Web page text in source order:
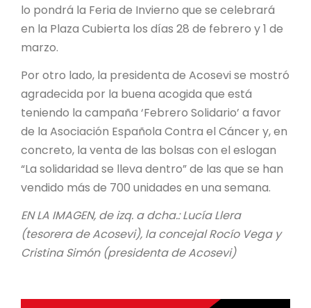
lo pondrá la Feria de Invierno que se celebrará
en la Plaza Cubierta los días 28 de febrero y 1 de
marzo.
Por otro lado, la presidenta de Acosevi se mostró
agradecida por la buena acogida que está
teniendo la campaña ‘Febrero Solidario’ a favor
de la Asociación Española Contra el Cáncer y, en
concreto, la venta de las bolsas con el eslogan
“La solidaridad se lleva dentro” de las que se han
vendido más de 700 unidades en una semana.
EN LA IMAGEN, de izq. a dcha.: Lucía Llera
(tesorera de Acosevi), la concejal Rocío Vega y
Cristina Simón (presidenta de Acosevi)